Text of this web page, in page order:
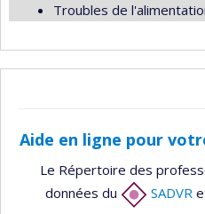
Troubles de
Aide en ligne pour
Le Répertoire des
données du
SADVR